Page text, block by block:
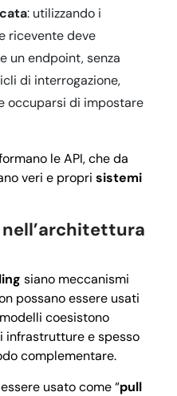
: utilizzando i
ricevente deve
un endpoint, senza
di interrogazione,
occuparsi di impostare
le API, che da
veri e propri sistemi
siano meccanismi
possano essere usati
coesistono
infrastrutture e spesso
complementare.
usato come “pull